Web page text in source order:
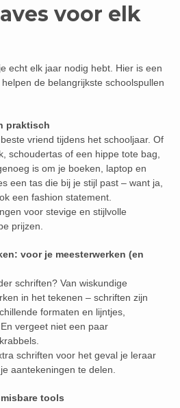
voor elk
echt elk jaar nodig hebt. Hier is een
de belangrijkste schoolspullen
praktisch
vriend tijdens het schooljaar. Of
schoudertas of een hippe tote bag,
is om je boeken, laptop en
een tas die bij je stijl past – want ja,
een fashion statement.
voor stevige en stijlvolle
prijzen.
voor je meesterwerken (en
schriften? Van wiskundige
in het tekenen – schriften zijn
formaten en lijntjes,
vergeet niet een paar
schriften voor het geval je leraar
aantekeningen te delen.
tools